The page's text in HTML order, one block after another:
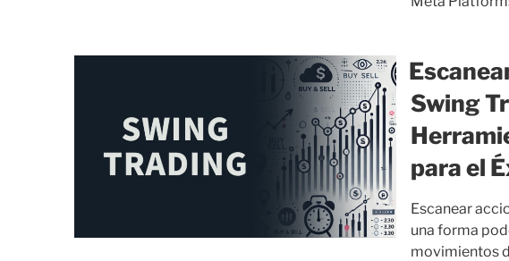
Swing
para el
Escanear
una forma
movimientos